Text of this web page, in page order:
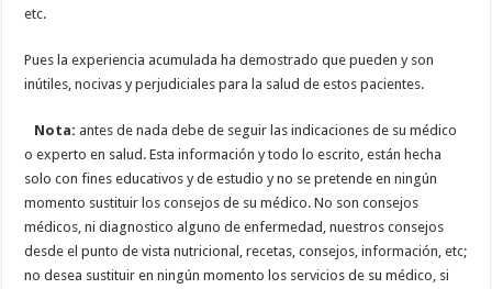
etc.
Pues la experiencia acumulada ha demostrado que pueden y son
inútiles, nocivas y perjudiciales para la salud de estos pacientes.
Nota: antes de nada debe de seguir las indicaciones de su médico
o experto en salud. Esta información y todo lo escrito, están hecha
solo con fines educativos y de estudio y no se pretende en ningún
momento sustituir los consejos de su médico. No son consejos
médicos, ni diagnostico alguno de enfermedad, nuestros consejos
desde el punto de vista nutricional, recetas, consejos, información, etc;
no desea sustituir en ningún momento los servicios de su médico, si